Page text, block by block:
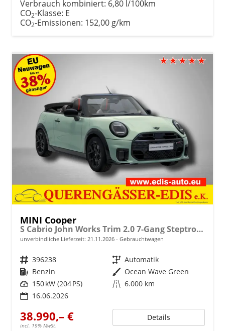
Verbrauch kombiniert: 6,80 l/100km
CO2-Klasse: E
CO2-Emissionen: 152,00 g/km
MINI Cooper
S Cabrio John Works Trim 2.0 7-Gang Steptronic
unverbindliche Lieferzeit: 21.11.2026 Gebrauchtwagen
Fahrzeugnr. 396238 Getriebe Automatik
Kraftstoff Benzin Außenfarbe Ocean Wave Green
Leistung 150 kW (204 PS) Kilometerstand 6.000 km
16.06.2026
38.990,– €
incl. 19% MwSt.
Details